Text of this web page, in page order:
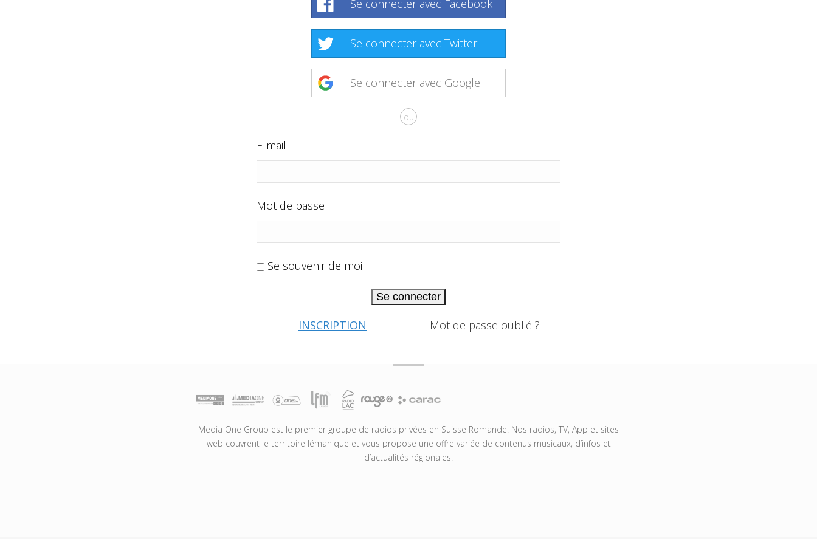
Se connecter avec Facebook
Se connecter avec Twitter
Se connecter avec Google
ou
E-mail
Mot de passe
Se souvenir de moi
Se connecter
INSCRIPTION Mot de passe oublié ?
Media One Group est le premier groupe de radios privées en Suisse Romande. Nos radios, TV, App et sites
web couvrent le territoire lémanique et vous propose une offre variée de contenus musicaux, d’infos et
d’actualités régionales.